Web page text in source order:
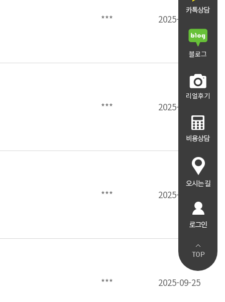
블로그
리얼후기
*** 2025-10-14
*** 2025-10-02
*** 2025-09-30
*** 2025-09-25